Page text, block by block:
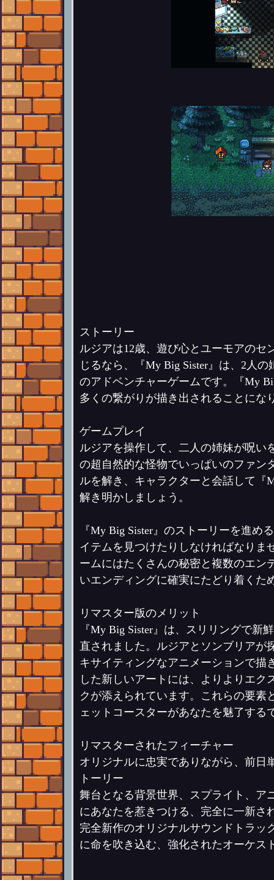
ストーリー
ルジアは12歳、遊び心とユーモアの
じるなら、『My Big Sister』は、2人
のアドベンチャーゲームです。『My
多くの繋がりが描き出されることにな
ゲームプレイ
ルジアを操作して、二人の姉妹が呪い
の超自然的な怪物でいっぱいのファン
ルを解き、キャラクターと会話して『
解き明かしましょう。
『My Big Sister』のストーリーを進
イテムを見つけたりしなければなりま
ームにはたくさんの秘密と複数のエン
いエンディングに確実にたどり着くた
リマスター版のメリット
『My Big Sister』は、スリリングで
直されました。ルジアとソンブリアが
キサイティングなアニメーションで描
した新しいアートには、よりよりエ
クが添えられています。これらの要素
ェットコースターがあなたを魅了する
リマスターされたフィーチャー
オリジナルに忠実でありながら、前日
トーリー
舞台となる背景世界、スプライト、ア
にあなたを惹きつける、完全に一新さ
完全新作のオリジナルサウンドトラッ
に命を吹き込む、強化されたオーケス